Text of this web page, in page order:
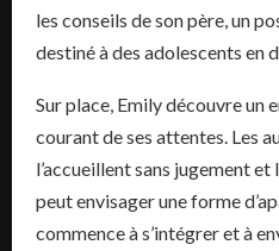
les conseils de son père, un
destiné à des adolescents en
Sur place, Emily découvre un
courant de ses attentes. Les
l’accueillent sans jugement
peut envisager une forme
commence à s’intégrer et à